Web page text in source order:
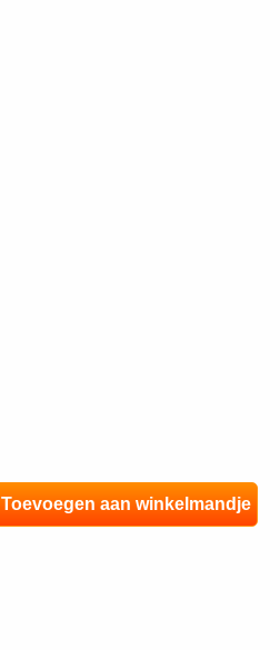
Toevoegen aan winkelmandje